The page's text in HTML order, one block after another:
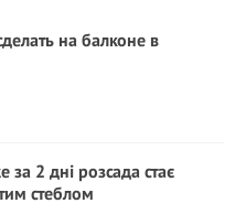
на балконе в